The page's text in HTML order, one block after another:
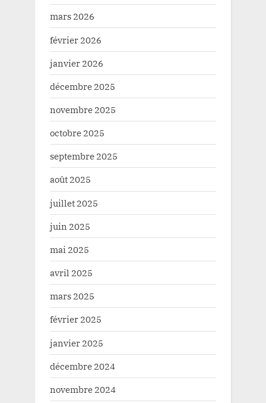
mars 2026
février 2026
janvier 2026
décembre 2025
novembre 2025
octobre 2025
septembre 2025
août 2025
juillet 2025
juin 2025
mai 2025
avril 2025
mars 2025
février 2025
janvier 2025
décembre 2024
novembre 2024